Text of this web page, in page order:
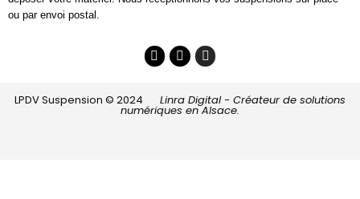
ou par envoi postal.
LPDV Suspension © 2024 Linra Digital - Créateur de solutions
numériques en Alsace.